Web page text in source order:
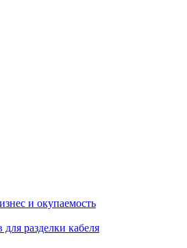
и окупаемость
разделки кабеля